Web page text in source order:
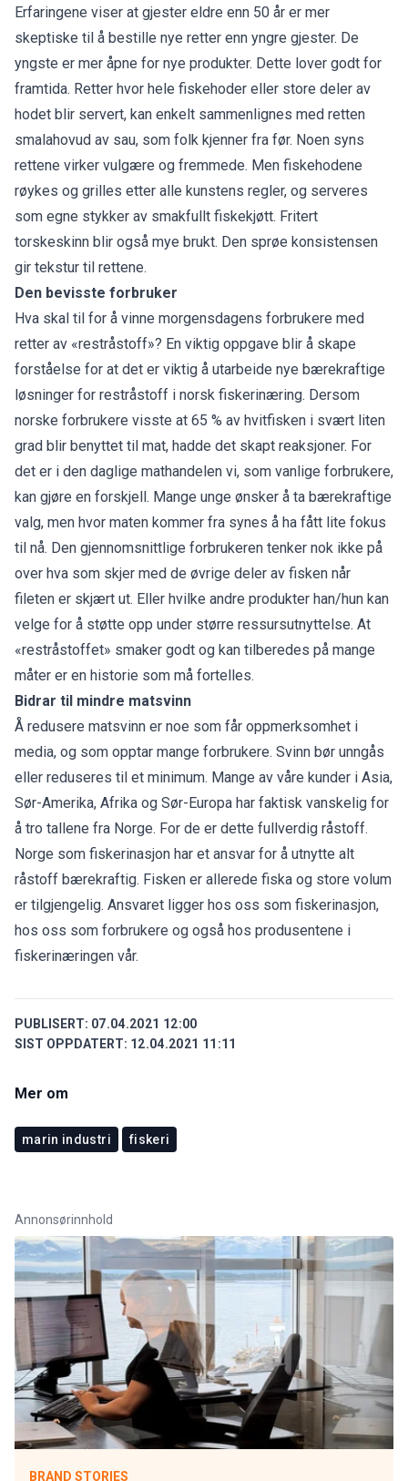
Erfaringene viser at gjester eldre enn 50 år er mer
skeptiske til å bestille nye retter enn yngre gjester. De
yngste er mer åpne for nye produkter. Dette lover godt for
framtida. Retter hvor hele fiskehoder eller store deler av
hodet blir servert, kan enkelt sammenlignes med retten
smalahovud av sau, som folk kjenner fra før. Noen syns
rettene virker vulgære og fremmede. Men fiskehodene
røykes og grilles etter alle kunstens regler, og serveres
som egne stykker av smakfullt fiskekjøtt. Fritert
torskeskinn blir også mye brukt. Den sprøe konsistensen
gir tekstur til rettene.
Den bevisste forbruker
Hva skal til for å vinne morgensdagens forbrukere med
retter av «restråstoff»? En viktig oppgave blir å skape
forståelse for at det er viktig å utarbeide nye bærekraftige
løsninger for restråstoff i norsk fiskerinæring. Dersom
norske forbrukere visste at 65 % av hvitfisken i svært liten
grad blir benyttet til mat, hadde det skapt reaksjoner. For
det er i den daglige mathandelen vi, som vanlige forbrukere,
kan gjøre en forskjell. Mange unge ønsker å ta bærekraftige
valg, men hvor maten kommer fra synes å ha fått lite fokus
til nå. Den gjennomsnittlige forbrukeren tenker nok ikke på
over hva som skjer med de øvrige deler av fisken når
fileten er skjært ut. Eller hvilke andre produkter han/hun kan
velge for å støtte opp under større ressursutnyttelse. At
«restråstoffet» smaker godt og kan tilberedes på mange
måter er en historie som må fortelles.
Bidrar til mindre matsvinn
Å redusere matsvinn er noe som får oppmerksomhet i
media, og som opptar mange forbrukere. Svinn bør unngås
eller reduseres til et minimum. Mange av våre kunder i Asia,
Sør-Amerika, Afrika og Sør-Europa har faktisk vanskelig for
å tro tallene fra Norge. For de er dette fullverdig råstoff.
Norge som fiskerinasjon har et ansvar for å utnytte alt
råstoff bærekraftig. Fisken er allerede fiska og store volum
er tilgjengelig. Ansvaret ligger hos oss som fiskerinasjon,
hos oss som forbrukere og også hos produsentene i
fiskerinæringen vår.
PUBLISERT: 07.04.2021 12:00
SIST OPPDATERT: 12.04.2021 11:11
Mer om
marin industri fiskeri
Annonsørinnhold
BRAND STORIES